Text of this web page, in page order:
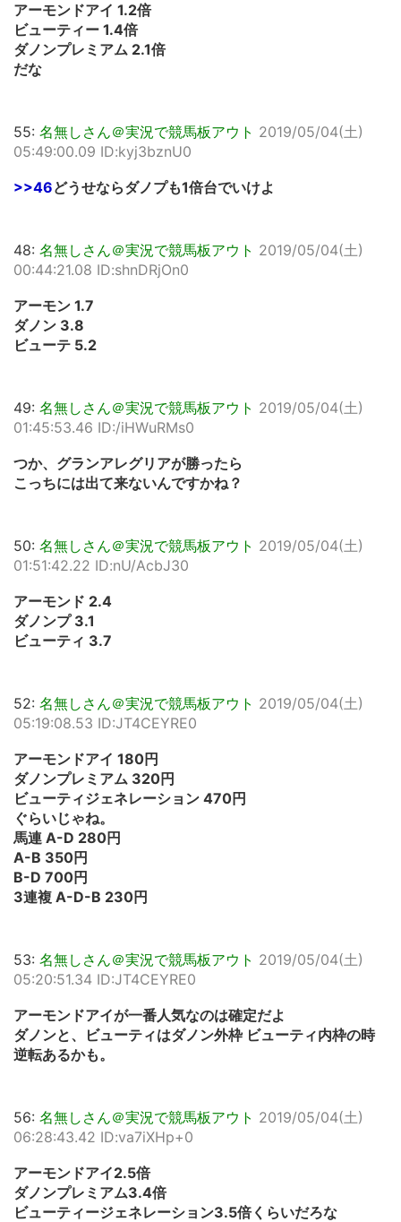
アーモンドアイ 1.2倍
ビューティー 1.4倍
ダノンプレミアム 2.1倍
だな
55: 名無しさん＠実況で競馬板アウト 2019/05/04(土)
05:49:00.09 ID:kyj3bznU0
>>46どうせならダノプも1倍台でいけよ
48: 名無しさん＠実況で競馬板アウト 2019/05/04(土)
00:44:21.08 ID:shnDRjOn0
アーモン 1.7
ダノン 3.8
ビューテ 5.2
49: 名無しさん＠実況で競馬板アウト 2019/05/04(土)
01:45:53.46 ID:/iHWuRMs0
つか、グランアレグリアが勝ったら
こっちには出て来ないんですかね？
50: 名無しさん＠実況で競馬板アウト 2019/05/04(土)
01:51:42.22 ID:nU/AcbJ30
アーモンド 2.4
ダノンプ 3.1
ビューティ 3.7
52: 名無しさん＠実況で競馬板アウト 2019/05/04(土)
05:19:08.53 ID:JT4CEYRE0
アーモンドアイ 180円
ダノンプレミアム 320円
ビューティジェネレーション 470円
ぐらいじゃね。
馬連 A-D 280円
A-B 350円
B-D 700円
3連複 A-D-B 230円
53: 名無しさん＠実況で競馬板アウト 2019/05/04(土)
05:20:51.34 ID:JT4CEYRE0
アーモンドアイが一番人気なのは確定だよ
ダノンと、ビューティはダノン外枠 ビューティ内枠の時
逆転あるかも。
56: 名無しさん＠実況で競馬板アウト 2019/05/04(土)
06:28:43.42 ID:va7iXHp+0
アーモンドアイ2.5倍
ダノンプレミアム3.4倍
ビューティージェネレーション3.5倍くらいだろな